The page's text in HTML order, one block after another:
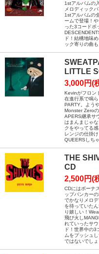
1stアルバムの
メロディック
1stアルバムの
ームで登場！
った3コードポ
ド！結構地味
ック寄りの曲
LITTLE
3,000円(
Kevinがフロン
在進行系で鳴
PARTY。よう
Monster Zero
APERS継承サ
はまんまじゃ
クをやってる
レンジの仕掛
QUEERSしち
THE
CD
2,500円(
CDにはボーナ
ップパンカー
でかなりメロ
を待っていた
り嬉しい！
飛び火し
れていったサ
ド！世界中の3
ムをプッシュ
ではないでしょ